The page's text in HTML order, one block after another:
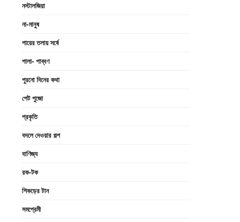
নস্টালজিয়া
না-মানুষ
পায়ের তলায় সর্ষে
পালা- পাব্বণ
পুরনো দিনের কথা
পেট পুজো
প্রকৃতি
বদলে দেওয়ার গল্প
বাণিজ্য
রক-টক
শিকড়ের টান
সমপ্রেমী